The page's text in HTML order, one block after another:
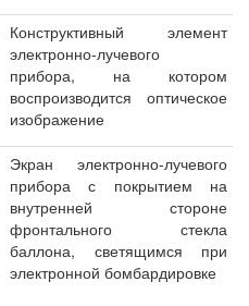
Конструктивный элемент
электронно-лучевого
прибора, на котором
воспроизводится оптическое
изображение
Экран электронно-лучевого
прибора с покрытием на
внутренней стороне
фронтального стекла
баллона, светящимся при
электронной бомбардировке